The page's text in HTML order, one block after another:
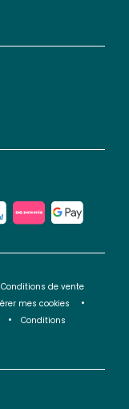
Conditions de vente
mes cookies
Conditions